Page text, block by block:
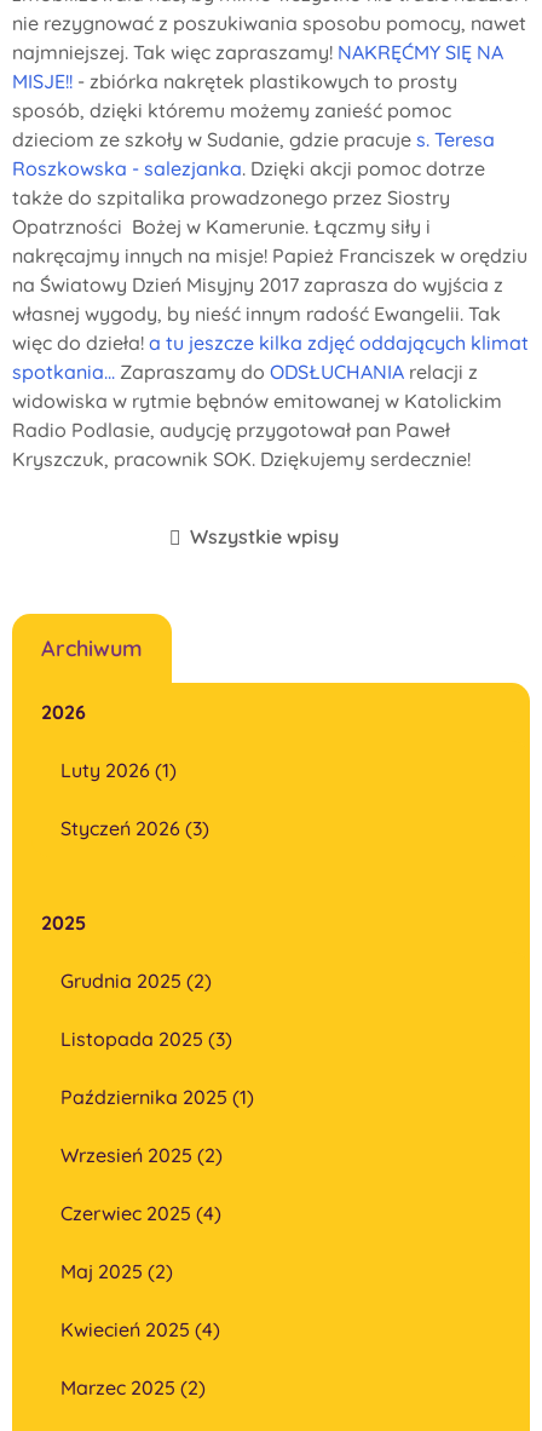
nie rezygnować z poszukiwania sposobu pomocy, nawet
najmniejszej. Tak więc zapraszamy! NAKRĘĆMY SIĘ NA
MISJE!! - zbiórka nakrętek plastikowych to prosty
sposób, dzięki któremu możemy zanieść pomoc
dzieciom ze szkoły w Sudanie, gdzie pracuje s. Teresa
Roszkowska - salezjanka. Dzięki akcji pomoc dotrze
także do szpitalika prowadzonego przez Siostry
Opatrzności Bożej w Kamerunie. Łączmy siły i
nakręcajmy innych na misje! Papież Franciszek w orędziu
na Światowy Dzień Misyjny 2017 zaprasza do wyjścia z
własnej wygody, by nieść innym radość Ewangelii. Tak
więc do dzieła! a tu jeszcze kilka zdjęć oddających klimat
spotkania... Zapraszamy do ODSŁUCHANIA relacji z
widowiska w rytmie bębnów emitowanej w Katolickim
Radio Podlasie, audycję przygotował pan Paweł
Kryszczuk, pracownik SOK. Dziękujemy serdecznie!
Wszystkie wpisy
Archiwum
2026
Luty 2026 (1)
Styczeń 2026 (3)
2025
Grudnia 2025 (2)
Listopada 2025 (3)
Października 2025 (1)
Wrzesień 2025 (2)
Czerwiec 2025 (4)
Maj 2025 (2)
Kwiecień 2025 (4)
Marzec 2025 (2)